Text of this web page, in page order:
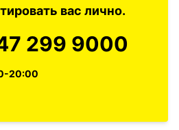
вас лично.
299 9000
20:00